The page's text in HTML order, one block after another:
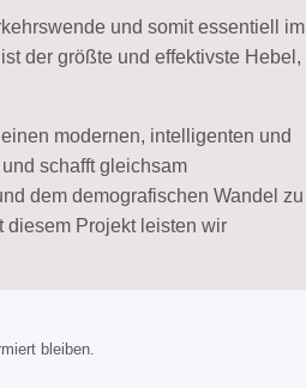
und somit essentiell im
der größte und effektivste Hebel,
modernen, intelligenten und
schafft gleichsam
dem demografischen Wandel zu
diesem Projekt leisten wir
bleiben.